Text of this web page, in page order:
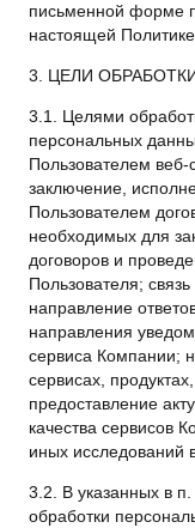
письменной форме
настоящей
3. ЦЕЛИ
3.1. Целями
персональных
Пользователем
заключение,
Пользователем
необходимых для
договоров и
Пользователя;
направление
направления
сервиса Компании;
сервисах,
предоставление
качества сервисов
иных исследований
3.2. В указанных в
обработки